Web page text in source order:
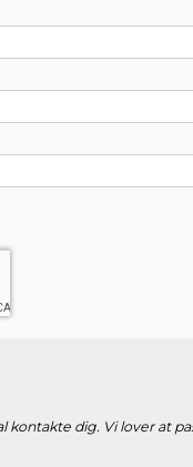
kontakte dig. Vi lover at